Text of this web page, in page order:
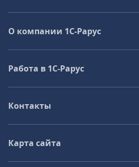
О компании 1C-Рарус
Работа в 1С‑Рарус
Контакты
Карта сайта